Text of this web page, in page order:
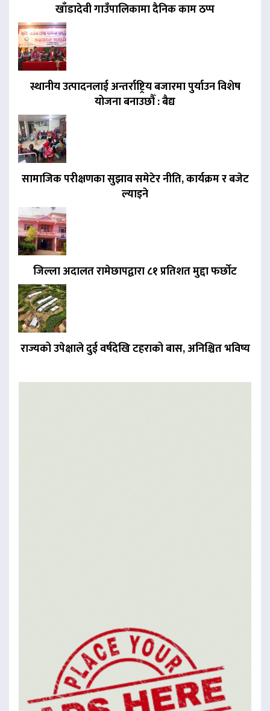
खाँडादेवी गाउँपालिकामा दैनिक काम ठप्प
स्थानीय उत्पादनलाई अन्तर्राष्ट्रिय बजारमा पुर्याउन विशेष
योजना बनाउछाैँ : बैद्य
सामाजिक परीक्षणका सुझाव समेटेर नीति, कार्यक्रम र बजेट
ल्याइने
जिल्ला अदालत रामेछापद्वारा ८१ प्रतिशत मुद्दा फर्छाेट
राज्यको उपेक्षाले दुई वर्षदेखि टहराको बास, अनिश्चित भविष्य